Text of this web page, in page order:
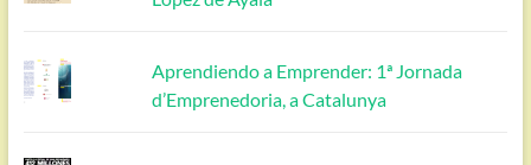
Aprendiendo a Emprender: 1ª Jornada
d’Emprenedoria, a Catalunya